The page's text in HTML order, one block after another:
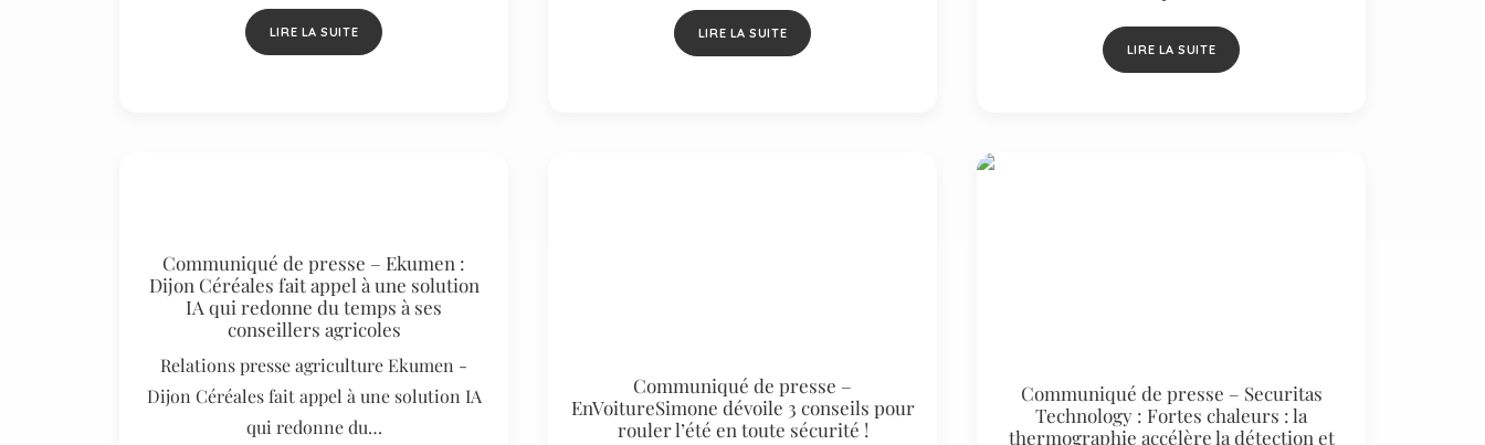
LIRE LA SUITE LIRE LA SUITE
LIRE LA SUITE
Communiqué de presse – Ekumen :
Dijon Céréales fait appel à une solution
IA qui redonne du temps à ses
conseillers agricoles
Relations presse agriculture Ekumen -
Dijon Céréales fait appel à une solution IA
qui redonne du…
Communiqué de presse –
EnVoitureSimone dévoile 3 conseils pour
rouler l’été en toute sécurité !
Communiqué de presse – Securitas
Technology : Fortes chaleurs : la
thermographie accélère la détection et